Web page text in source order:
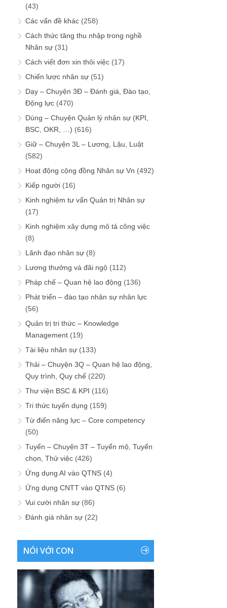
(43)
Các vấn đề khác (258)
Cách thức tăng thu nhập trong nghề
Nhân sự (31)
Cách viết đơn xin thôi việc (17)
Chiến lược nhân sự (51)
Dạy – Chuyện 3Đ – Đánh giá, Đào tạo,
Động lực (470)
Dùng – Chuyện Quản lý nhân sự (KPI,
BSC, OKR, …) (616)
Giữ – Chuyện 3L – Lương, Lậu, Luật
(582)
Hoạt động cộng đồng Nhân sự Vn (492)
Kiếp người (16)
Kinh nghiệm tư vấn Quản trị Nhân sự
(17)
Kinh nghiệm xây dựng mô tả công việc
(8)
Lãnh đạo nhân sự (8)
Lương thưởng và đãi ngộ (112)
Pháp chế – Quan hệ lao động (136)
Phát triển – đào tạo nhân sự nhân lực
(56)
Quản trị tri thức – Knowledge
Management (19)
Tài liệu nhân sự (133)
Thải – Chuyện 3Q – Quan hệ lao động,
Quy trình, Quy chế (220)
Thư viện BSC & KPI (116)
Tri thức tuyển dụng (159)
Từ điển năng lực – Core competency
(50)
Tuyển – Chuyện 3T – Tuyển mộ, Tuyển
chọn, Thử việc (426)
Ứng dụng AI vào QTNS (4)
Ứng dụng CNTT vào QTNS (6)
Vui cười nhân sự (86)
Đánh giá nhân sự (22)
NÓI VỚI CON